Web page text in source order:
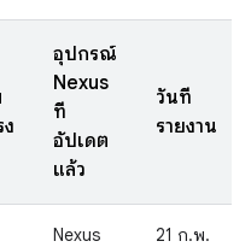
อุปกรณ์
Nexus
ที่
อัปเดต
แล้ว
วันที่
รายงาน
Nexus
21 ก.พ.